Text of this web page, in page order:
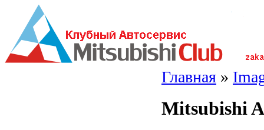
Главная »
Mitsubishi